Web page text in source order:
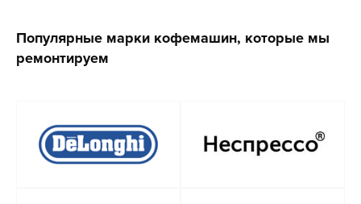
Популярные марки кофемашин, которые мы
ремонтируем